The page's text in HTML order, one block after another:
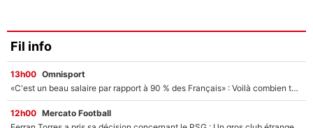
Fil info
13h00 Omnisport
«C'est un beau salaire par rapport à 90 % des Français» : Voilà combien touchait Nelson Monfort sur France Télévisions avant de rejoindre CNews
12h00 Mercato Football